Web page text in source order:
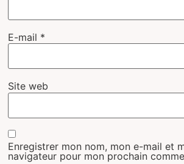
E-mail *
Site web
Enregistrer mon nom, mon e-mail et
navigateur pour mon prochain